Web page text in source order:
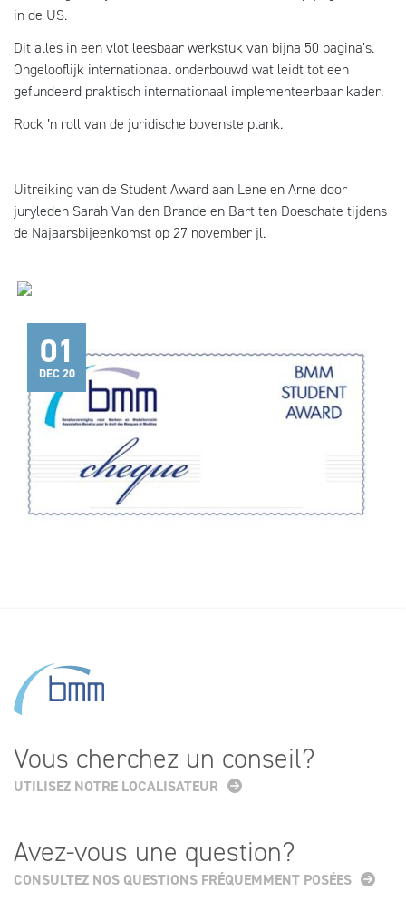
in de US.
Dit alles in een vlot leesbaar werkstuk van bijna 50 pagina’s.
Ongelooflijk internationaal onderbouwd wat leidt tot een
gefundeerd praktisch internationaal implementeerbaar kader.
Rock ’n roll van de juridische bovenste plank.
Uitreiking van de Student Award aan Lene en Arne door
juryleden Sarah Van den Brande en Bart ten Doeschate tijdens
de Najaarsbijeenkomst op 27 november jl.
01
DEC 20
Vous cherchez un conseil?
UTILISEZ NOTRE LOCALISATEUR
Avez-vous une question?
CONSULTEZ NOS QUESTIONS FRÉQUEMMENT POSÉES